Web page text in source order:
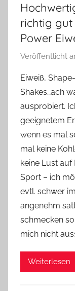
vieles
mehrrichtig gut
Power
Veröffentlicht
Eiweiß,
Shakes…ach
ausprobiert.
geeignetem
wenn es mal
mal keine
keine Lust auf
Sport – ich
evtl. schwer
angenehm
schmecken
mich nicht
Weiterlesen